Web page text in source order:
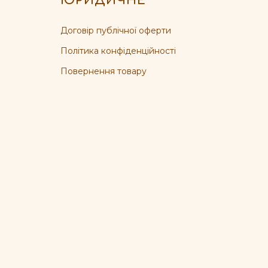
Договір публічної оферти
Політика конфіденційності
Повернення товару